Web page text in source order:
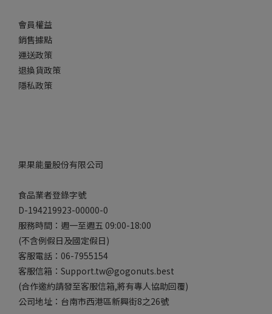
會員權益
銷售據點
運送政策
退換貨政策
隱私政策
果果能量股份有限公司
食品業者登錄字號
D-194219923-00000-0
服務時間：週一至週五 09:00-18:00
(不含例假日及國定假日)
客服電話：06-7955154
客服信箱：Support.tw@gogonuts.best
(合作邀約請發至客服信箱,將有專人協助回覆)
公司地址：台南市西港區新興街8之26號